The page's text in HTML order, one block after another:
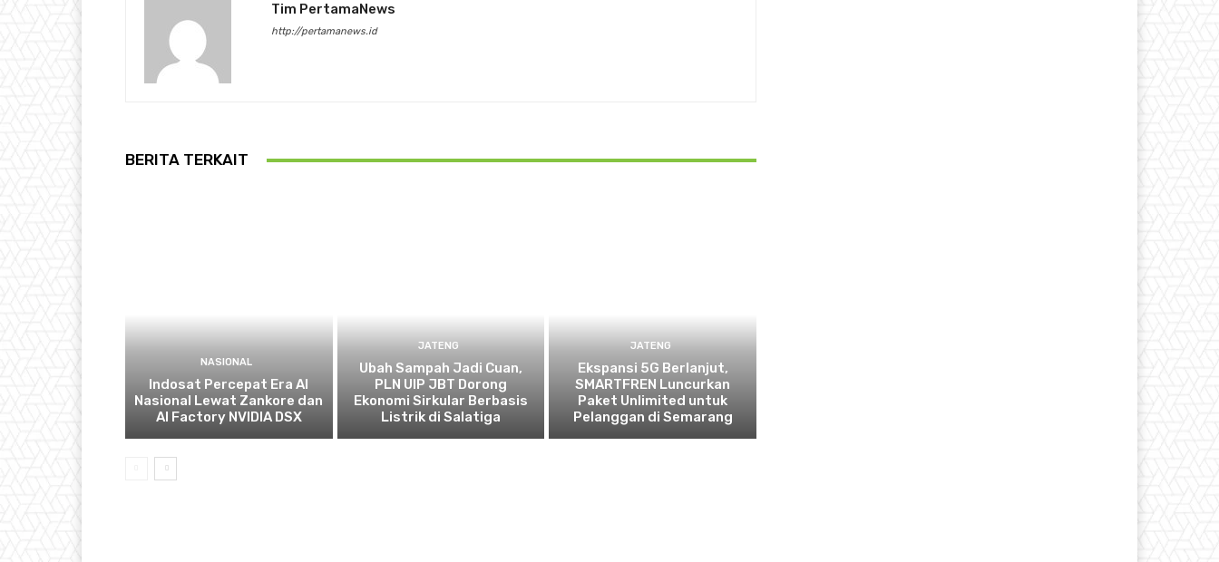
Tim PertamaNews
http://pertamanews.id
BERITA TERKAIT
NASIONAL
Indosat Percepat Era AI
Nasional Lewat Zankore dan
AI Factory NVIDIA DSX
JATENG
Ubah Sampah Jadi Cuan,
PLN UIP JBT Dorong
Ekonomi Sirkular Berbasis
Listrik di Salatiga
JATENG
Ekspansi 5G Berlanjut,
SMARTFREN Luncurkan
Paket Unlimited untuk
Pelanggan di Semarang